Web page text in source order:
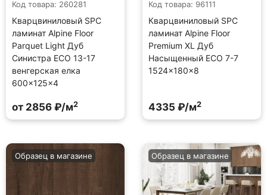
Код товара: 260281
Кварцвиниловый SPC
ламинат Alpine Floor
Parquet Light Дуб
Синистра ECO 13-17
венгерская елка
600×125×4
от 2856 ₽/м2
Код товара: 96111
Кварцвиниловый SPC
ламинат Alpine Floor
Premium XL Дуб
Насыщенный ECO 7-7
1524×180×8
4335 ₽/м2
Образец в магазине Образец в магазине